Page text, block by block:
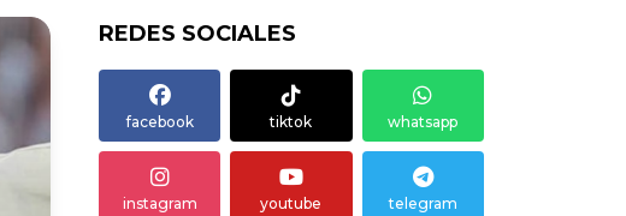
REDES SOCIALES
facebook tiktok whatsapp
instagram youtube telegram